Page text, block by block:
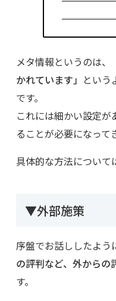
メタ情報というのは、
かれています」 という
です。
これには細かい設定
ることが必要になって
具体的な方法につい
▼外部施策
序盤でお話ししたよう
の評判など、外からの
す。